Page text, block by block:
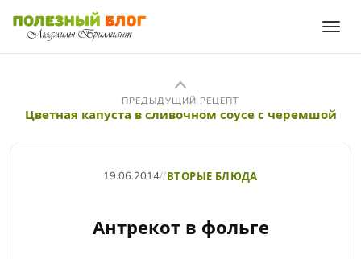
ПРЕДЫДУЩИЙ РЕЦЕПТ
Цветная капуста в сливочном соусе с черемшой
19.06.2014//ВТОРЫЕ БЛЮДА
Антрекот в фольге